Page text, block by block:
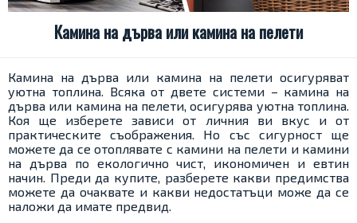
Камина на дърва или камина на пелети
Камина на дърва или камина на пелети осигуряват
уютна топлина. Всяка от двете системи – камина на
дърва или камина на пелети,осигурява уютна топлина.
Коя ще изберете зависи от личния ви вкус и от
практическите съображения. Но със сигурност ще
можете да се отоплявате с камини на пелети и камини
на дървапо екологично чист, икономичен и евтин
начин. Преди да купите, разберете какви предимства
можете да очаквате и какви недостатъци може да се
наложи да имате предвид.